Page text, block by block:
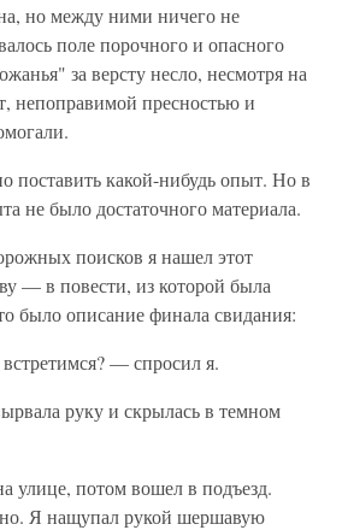
но между ними ничего не
поле порочного и опасного
за версту несло, несмотря на
непоправимой пресностью и
поставить какой-нибудь опыт. Но в
не было достаточного материала.
поисков я нашел этот
— в повести, из которой была
было описание финала свидания:
— спросил я.
руку и скрылась в темном
улице, потом вошел в подъезд.
Я нащупал рукой шершавую